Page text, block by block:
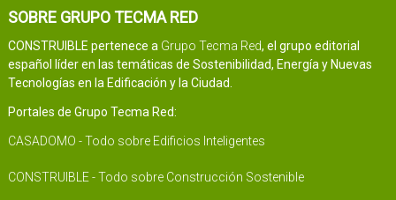
SOBRE GRUPO TECMA RED
CONSTRUIBLE pertenece a Grupo Tecma Red, el grupo editorial
español líder en las temáticas de Sostenibilidad, Energía y Nuevas
Tecnologías en la Edificación y la Ciudad.
Portales de Grupo Tecma Red:
CASADOMO - Todo sobre Edificios Inteligentes
CONSTRUIBLE - Todo sobre Construcción Sostenible